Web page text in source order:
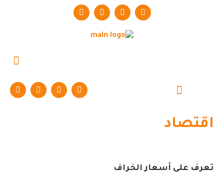
اقتصاد
تعرف على أسعار الخراف